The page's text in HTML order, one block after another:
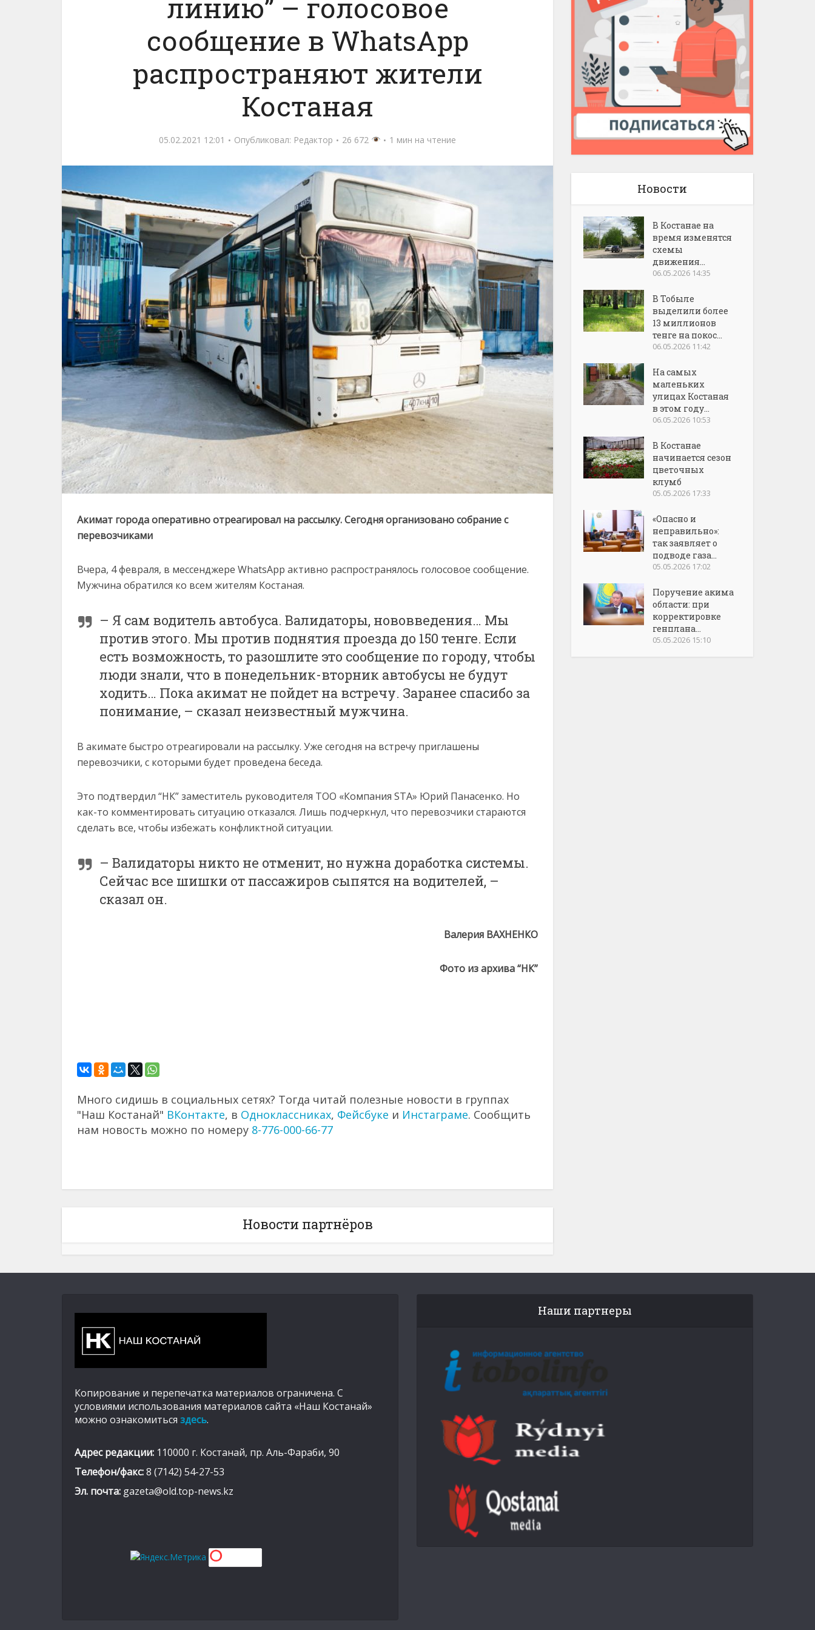
линию” – голосовое
сообщение в WhatsApp
распространяют жители
Костаная
05.02.2021 12:01 Опубликовал: Редактор 26 672 1 мин на чтение
Акимат города оперативно отреагировал на рассылку. Сегодня организовано собрание с
перевозчиками
Вчера, 4 февраля, в мессенджере WhatsApp активно распространялось голосовое сообщение.
Мужчина обратился ко всем жителям Костаная.
– Я сам водитель автобуса. Валидаторы, нововведения… Мы
против этого. Мы против поднятия проезда до 150 тенге. Если
есть возможность, то разошлите это сообщение по городу, чтобы
люди знали, что в понедельник-вторник автобусы не будут
ходить… Пока акимат не пойдет на встречу. Заранее спасибо за
понимание, – сказал неизвестный мужчина.
В акимате быстро отреагировали на рассылку. Уже сегодня на встречу приглашены
перевозчики, с которыми будет проведена беседа.
Это подтвердил “НК” заместитель руководителя ТОО «Компания STA» Юрий Панасенко. Но
как-то комментировать ситуацию отказался. Лишь подчеркнул, что перевозчики стараются
сделать все, чтобы избежать конфликтной ситуации.
– Валидаторы никто не отменит, но нужна доработка системы.
Сейчас все шишки от пассажиров сыпятся на водителей, –
сказал он.
Валерия ВАХНЕНКО
Фото из архива “НК”
Много сидишь в социальных сетях? Тогда читай полезные новости в группах
"Наш Костанай" ВКонтакте, в Одноклассниках, Фейсбуке и Инстаграме. Сообщить
нам новость можно по номеру 8-776-000-66-77
Новости партнёров
Новости
В Костанае на
время изменятся
схемы
движения...
06.05.2026 14:35
В Тобыле
выделили более
13 миллионов
тенге на покос...
06.05.2026 11:42
На самых
маленьких
улицах Костаная
в этом году...
06.05.2026 10:53
В Костанае
начинается сезон
цветочных
клумб
05.05.2026 17:33
«Опасно и
неправильно»:
так заявляет о
подводе газа...
05.05.2026 17:02
Поручение акима
области: при
корректировке
генплана...
05.05.2026 15:10
Копирование и перепечатка материалов ограничена. С
условиями использования материалов сайта «Наш Костанай»
можно ознакомиться здесь.
Адрес редакции: 110000 г. Костанай, пр. Аль-Фараби, 90
Телефон/факс:8 (7142) 54-27-53
Эл. почта: gazeta@old.top-news.kz
Наши партнеры